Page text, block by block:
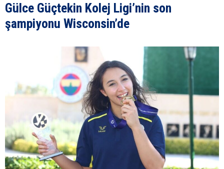
Gülce Güçtekin Kolej Ligi’nin son
şampiyonu Wisconsin’de